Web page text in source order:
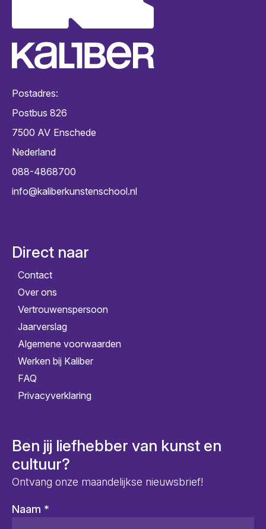
Postadres:
Postbus 826
7500 AV Enschede
Nederland
088-4868700
info@kaliberkunstenschool.nl
Direct naar
Contact
Over ons
Vertrouwenspersoon
Jaarverslag
Algemene voorwaarden
Werken bij Kaliber
FAQ
Privacyverklaring
Ben jij liefhebber van kunst en
cultuur?
Ontvang onze maandelijkse nieuwsbrief!
Naam *